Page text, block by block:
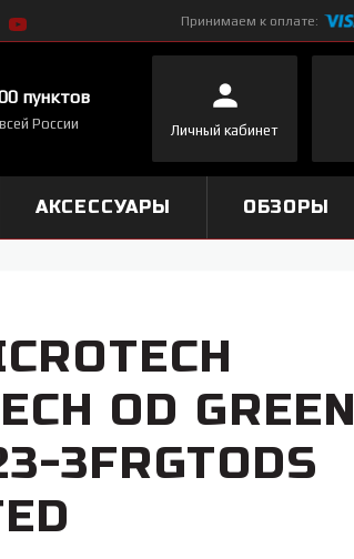
Принимаем к оплате:
пунктов
России Личный кабинет
АКСЕССУАРЫ ОБЗОРЫ
OD GREEN
3FRGTODS